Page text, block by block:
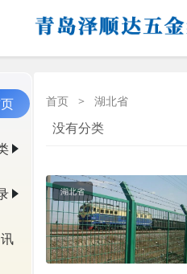
首页 > 湖北省
没有分类
湖北省